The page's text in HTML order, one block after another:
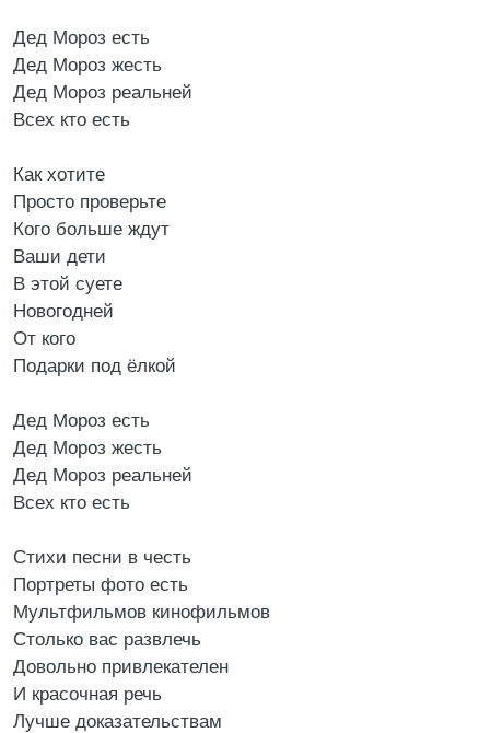
Дед Мороз есть
Дед Мороз жесть
Дед Мороз реальней
Всех кто есть
Как хотите
Просто проверьте
Кого больше ждут
Ваши дети
В этой суете
Новогодней
От кого
Подарки под ёлкой
Дед Мороз есть
Дед Мороз жесть
Дед Мороз реальней
Всех кто есть
Стихи песни в честь
Портреты фото есть
Мультфильмов кинофильмов
Столько вас развлечь
Довольно привлекателен
И красочная речь
Лучше доказательствам